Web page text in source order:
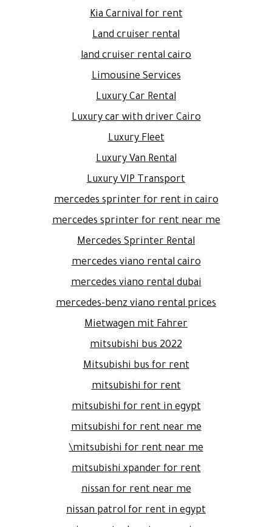
Kia Carnival for rent
Land cruiser rental
land cruiser rental cairo
Limousine Services
Luxury Car Rental
Luxury car with driver Cairo
Luxury Fleet
Luxury Van Rental
Luxury VIP Transport
mercedes sprinter for rent in cairo
mercedes sprinter for rent near me
Mercedes Sprinter Rental
mercedes viano rental cairo
mercedes viano rental dubai
mercedes-benz viano rental prices
Mietwagen mit Fahrer
mitsubishi bus 2022
Mitsubishi bus for rent
mitsubishi for rent
mitsubishi for rent in egypt
mitsubishi for rent near me
mitsubishi for rent near me\
mitsubishi xpander for rent
nissan for rent near me
nissan patrol for rent in egypt